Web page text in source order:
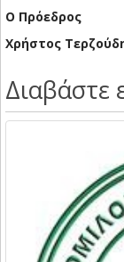
Ο Πρόεδρος
Χρήστος
Διαβάστε